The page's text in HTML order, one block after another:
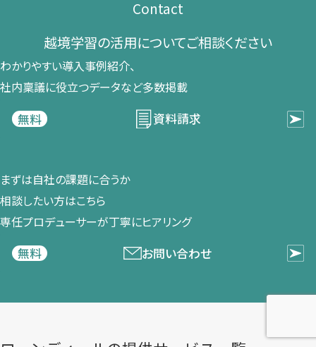
Contact
越境学習の​活用に​ついて​ご相談ください​
わかりやすい導入事例紹介、​
社内稟議に​役立つデータなど​多数掲載
無料
資料請求
まずは​自社の​課題に​合うか​
相談したい方は​こちら
専任プロデューサーが​丁寧に​ヒアリング
無料
お問い合わせ